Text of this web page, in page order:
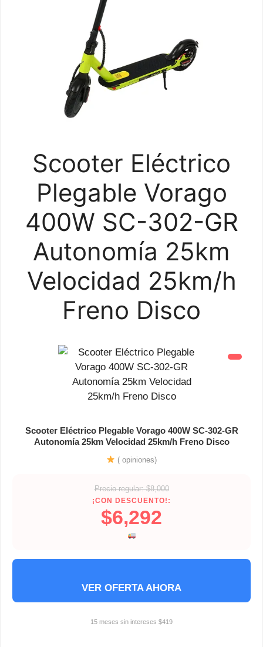
Scooter Eléctrico
Plegable Vorago
400W SC-302-GR
Autonomía 25km
Velocidad 25km/h
Freno Disco
Scooter Eléctrico Plegable Vorago 400W SC-302-GR
Autonomía 25km Velocidad 25km/h Freno Disco
( opiniones)
Precio regular: $8,000
¡CON DESCUENTO!:
$6,292
VER OFERTA AHORA
15 meses sin intereses $419